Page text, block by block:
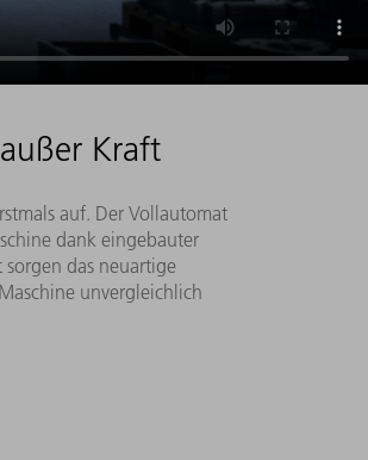
Kraft
auf. Der Vollautomat
dank eingebauter
das neuartige
unvergleichlich